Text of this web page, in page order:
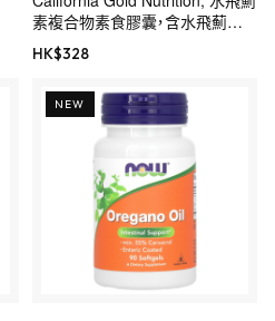
素複合物素食膠囊，含水飛薊提
取物，加蒲公英、洋薊、生姜和
BioPerine 成分，360 粒
HK$328
NEW